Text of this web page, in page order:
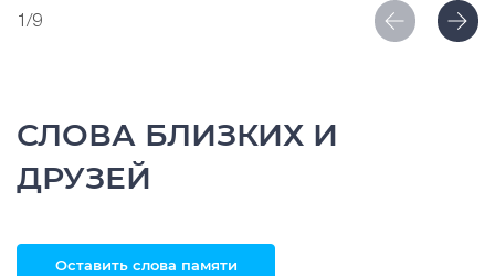
1/9
СЛОВА БЛИЗКИХ И
ДРУЗЕЙ
Оставить слова памяти